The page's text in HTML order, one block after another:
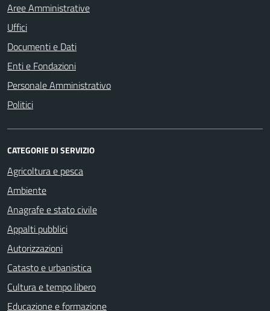
Aree Amministrative
Uffici
Documenti e Dati
Enti e Fondazioni
Personale Amministrativo
Politici
CATEGORIE DI SERVIZIO
Agricoltura e pesca
Ambiente
Anagrafe e stato civile
Appalti pubblici
Autorizzazioni
Catasto e urbanistica
Cultura e tempo libero
Educazione e formazione